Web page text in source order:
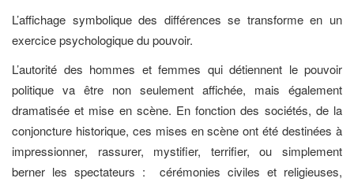
L’affichage symbolique des différences se transforme en un
exercice psychologique du pouvoir.
L’autorité des hommes et femmes qui détiennent le pouvoir
politique va être non seulement affichée, mais également
dramatisée et mise en scène. En fonction des sociétés, de la
conjoncture historique, ces mises en scène ont été destinées à
impressionner, rassurer, mystifier, terrifier, ou simplement
berner les spectateurs : cérémonies civiles et religieuses,